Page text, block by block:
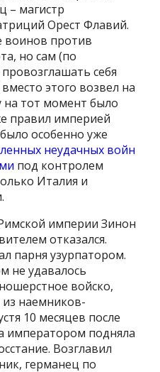
– магистр
Орест Флавий.
воинов против
но сам (по
себя
этого возвел на
на тот момент было
правил империей
особенно уже
неудачных войн
под контролем
Италия и
империи Зинон
отказался.
парня узурпатором.
не удавалось
войско,
наемников-
10 месяцев после
императором подняла
Возглавил
германец по